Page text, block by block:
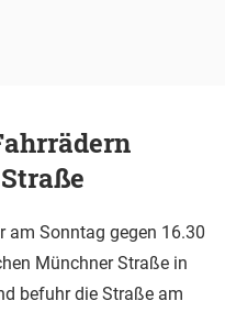
am Sonntag gegen 16.30
Münchner Straße in
befuhr die Straße am